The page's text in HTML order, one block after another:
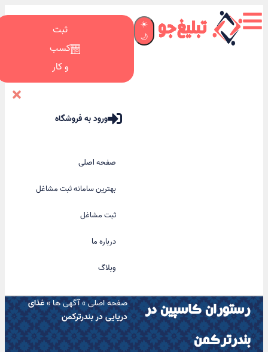
☀️
🌙
ثبت
کسب
و کار
ورود به فروشگاه
صفحه اصلی
بهترین سامانه ثبت مشاغل
ثبت مشاغل
درباره ما
وبلاگ
رستوران کاسپین در
بندرترکمن
صفحه اصلی»آگهی ها»غذای
دریایی در بندرترکمن